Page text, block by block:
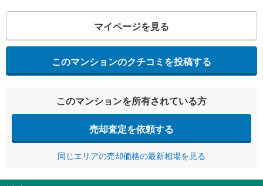
マイページを見る
このマンションのクチコミを投稿する
このマンションを所有されている方
売却査定を依頼する
同じエリアの売却価格の最新相場を見る